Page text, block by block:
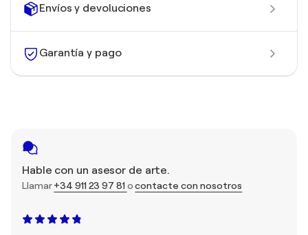
Envíos y devoluciones
Garantía y pago
Hable con un asesor de arte.
Llamar+34 911 23 97 81 ocontacte con nosotros